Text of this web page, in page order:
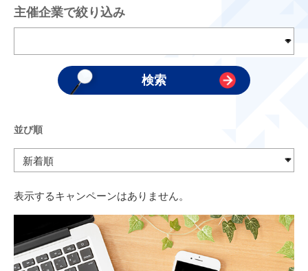
主催企業で絞り込み
並び順
表示するキャンペーンはありません。